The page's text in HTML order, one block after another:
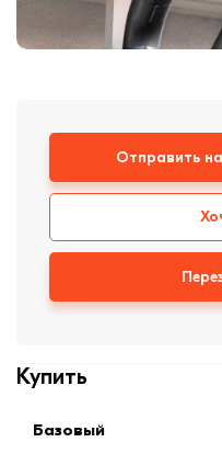
Клинкерная
Строительные
Отправить
Купить
Базовый